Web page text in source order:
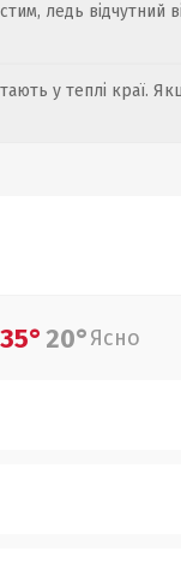
ледь відчутний
у теплі краї.
35°20°Ясно